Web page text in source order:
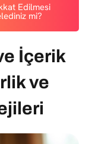
Edilmesi
mi?
İçerik
ve